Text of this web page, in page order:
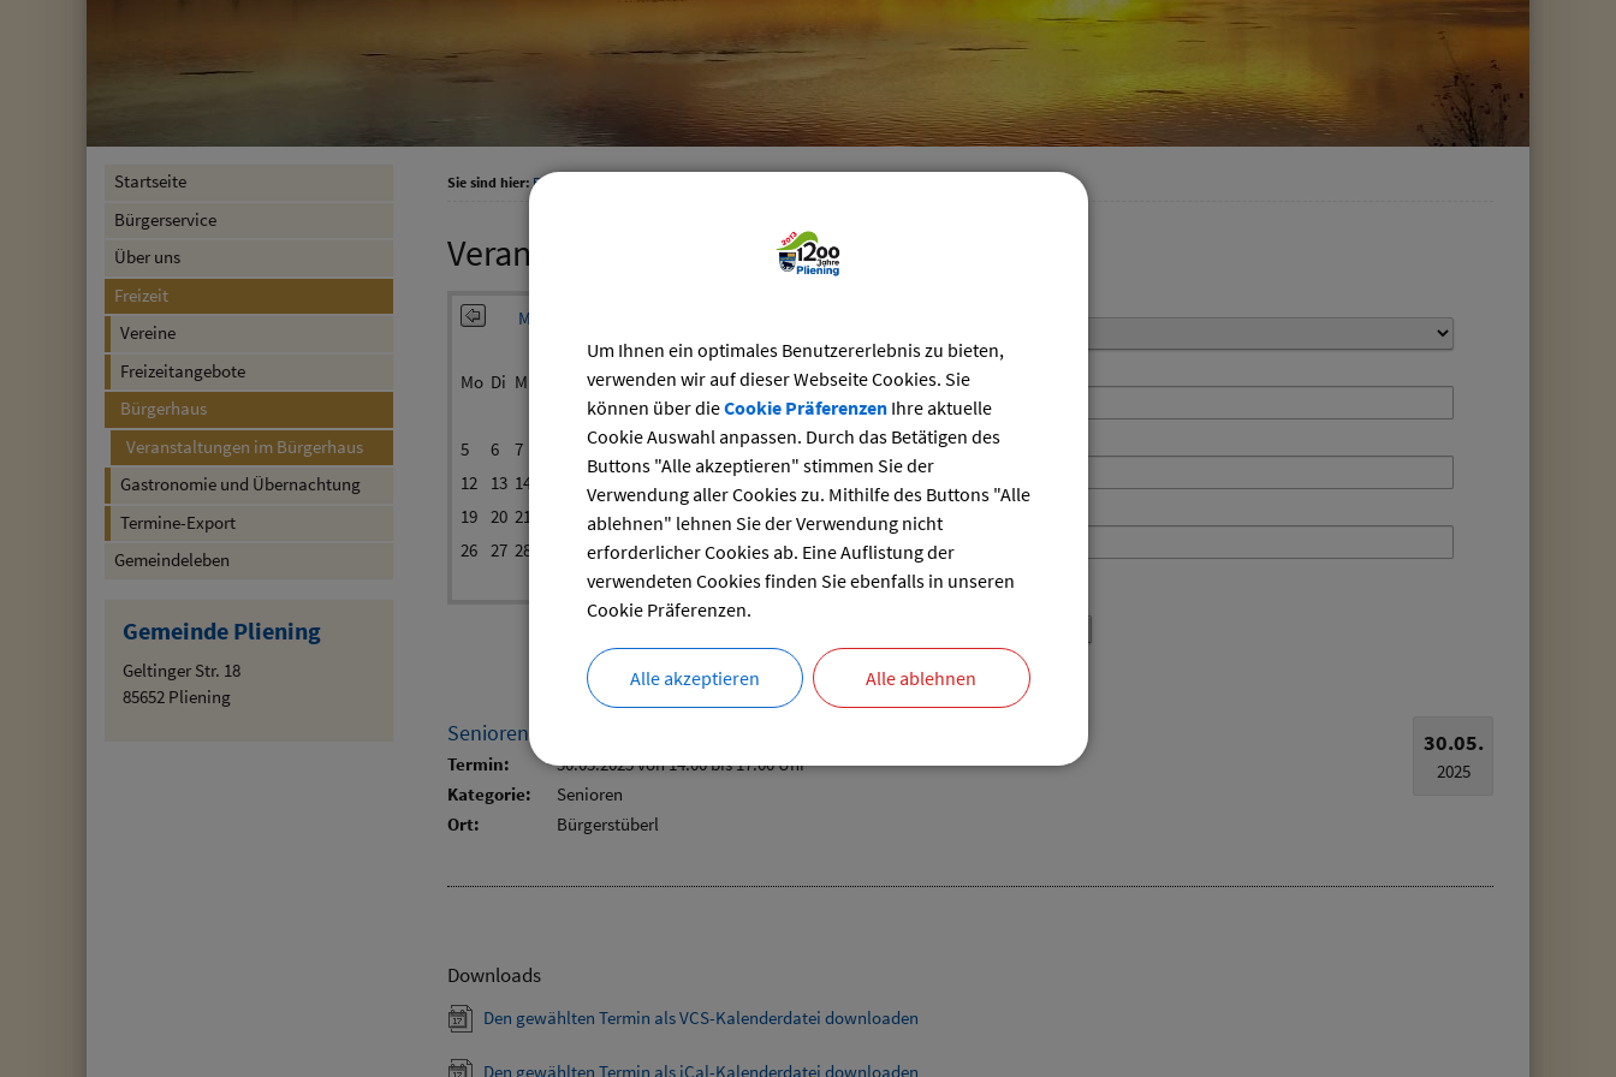
Startseite
Bürgerservice
Über uns
Freizeit
Vereine
Freizeitangebote
Bürgerhaus
Veranstaltungen im Bürgerhaus
Gastronomie und Übernachtung
Termine-Export
Gemeindeleben
Gemeinde Pliening
Geltinger Str. 18
85652 Pliening
Sie sind hier: Freizeit
Veranstaltungen im Bürgerhaus Pliening
Mai 2025
Mo Di Mi Sa So
3
4
5
6 7 10 11
12
13 14
19 20 21 24 25
26 27 28 31
Suchwort
Datum
reset
30.05.
2025
Seniorennachmittag
Termin: 30.05.2025 von 14:00bis 17:00 Uhr
Kategorie:
Senioren
Ort:
Bürgerstüberl
Downloads
Den gewählten Termin als VCS-Kalenderdatei downloaden
Den gewählten Termin als iCal-Kalenderdatei downloaden
Um Ihnen ein optimales Benutzererlebnis zu bieten,
verwenden wir auf dieser Webseite Cookies. Sie
können über dieCookie PräferenzenIhre aktuelle
Cookie Auswahl anpassen. Durch das Betätigen des
Buttons "Alle akzeptieren" stimmen Sie der
Verwendung aller Cookies zu. Mithilfe des Buttons "Alle
ablehnen" lehnen Sie der Verwendung nicht
erforderlicher Cookies ab. Eine Auflistung der
verwendeten Cookies finden Sie ebenfalls in unseren
Cookie Präferenzen.
Alle akzeptieren Alle ablehnen